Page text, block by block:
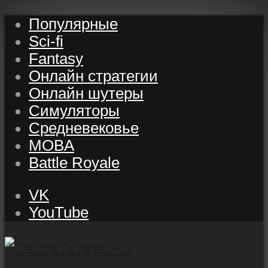
Популярные
Sci-fi
Fantasy
Онлайн стратегии
Онлайн шутеры
Симуляторы
Средневековье
MOBA
Battle Royale
VK
YouTube